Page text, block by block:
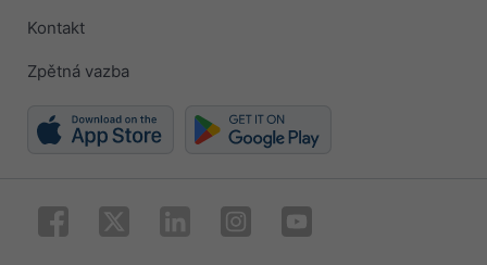
Kontakt
Zpětná vazba